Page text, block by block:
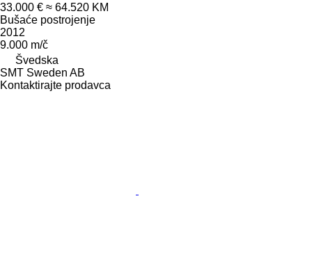
33.000 € ≈ 64.520 KM
Bušaće postrojenje
2012
9.000 m/č
Švedska
SMT Sweden AB
Kontaktirajte prodavca